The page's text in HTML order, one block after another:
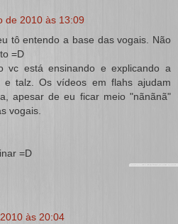
de 2010 às 13:09
tô entendo a base das vogais. Não
=D
vc está ensinando e explicando a
e talz. Os vídeos em flahs ajudam
apesar de eu ficar meio "nãnãnã"
vogais.
=D
às 20:04